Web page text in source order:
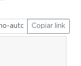
Copiar link